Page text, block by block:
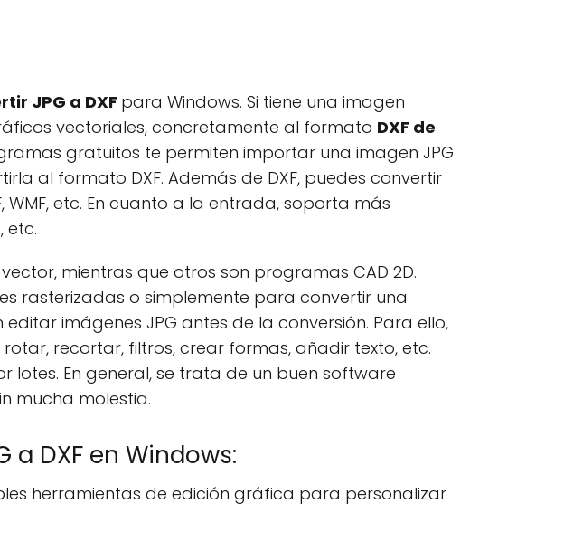
JPG a DXF para Windows. Si tiene una imagen
vectoriales, concretamente al formato DXF de
gratuitos te permiten importar una imagen JPG
al formato DXF. Además de DXF, puedes convertir
WMF, etc. En cuanto a la entrada, soporta más
etc.
mientras que otros son programas CAD 2D.
rasterizadas o simplemente para convertir una
imágenes JPG antes de la conversión. Para ello,
recortar, filtros, crear formas, añadir texto, etc.
lotes. En general, se trata de un buen software
mucha molestia.
DXF en Windows:
herramientas de edición gráfica para personalizar